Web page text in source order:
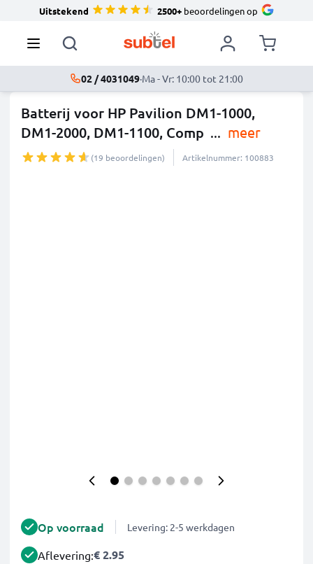
Uitstekend 2500+beoordelingen op
02 / 4031049·Ma - Vr: 10:00 tot 21:00
Batterij voor HP Pavilion DM1-1000,
DM1-2000, DM1-1100, Comp ... meer
(19 beoordelingen) Artikelnummer: 100883
Op voorraad Levering: 2-5 werkdagen
Aflevering:€ 2.95